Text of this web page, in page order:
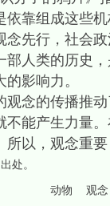
靠组成这些
先行，社会
人类的历史
影响力。
的传播推动
能产生力量
以，观念重
处。
动物 观念